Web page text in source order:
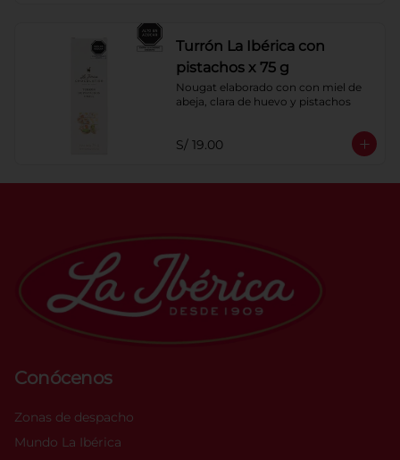
Turrón La Ibérica con
pistachos x 75 g
Nougat elaborado con con miel de
abeja, clara de huevo y pistachos
S/ 19.00
Conócenos
Zonas de despacho
Mundo La Ibérica